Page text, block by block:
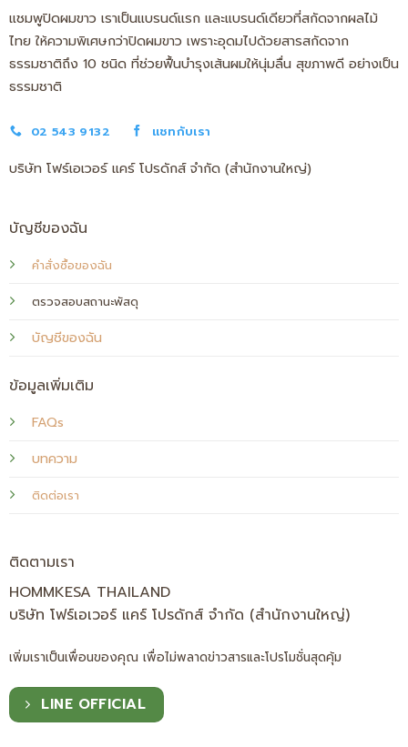
แชมพูปิดผมขาว เราเป็นแบรนด์แรก และแบรนด์เดียวที่สกัดจากผลไม้
ไทย ให้ความพิเศษกว่าปิดผมขาว เพราะอุดมไปด้วยสารสกัดจาก
ธรรมชาติถึง 10 ชนิด ที่ช่วยฟื้นบำรุงเส้นผมให้นุ่มลื่น สุขภาพดี อย่างเป็น
ธรรมชาติ
02 543 9132 แชทกับเรา
บริษัท โฟร์เอเวอร์ แคร์ โปรดักส์ จำกัด (สำนักงานใหญ่)
บัญชีของฉัน
คำสั่งซื้อของฉัน
ตรวจสอบสถานะพัสดุ
บัญชีของฉัน
ข้อมูลเพิ่มเติม
FAQs
บทความ
ติดต่อเรา
ติดตามเรา
HOMMKESA THAILAND
บริษัท โฟร์เอเวอร์ แคร์ โปรดักส์ จำกัด (สำนักงานใหญ่)
เพิ่มเราเป็นเพื่อนของคุณ เพื่อไม่พลาดข่าวสารและโปรโมชั่นสุดคุ้ม
LINE OFFICIAL